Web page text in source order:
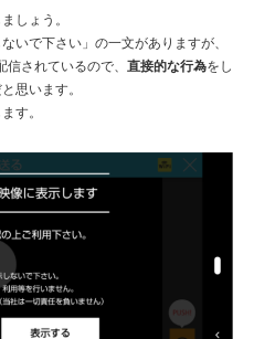
しょう。
いで下さい」の一文がありますが、
されているので、 直接的な行為をし
思います。
す。